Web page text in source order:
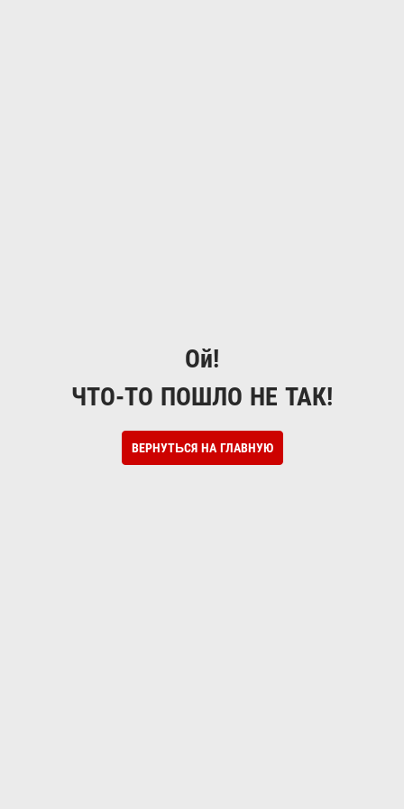
Ой!
ЧТО-ТО ПОШЛО НЕ ТАК!
ВЕРНУТЬСЯ НА ГЛАВНУЮ